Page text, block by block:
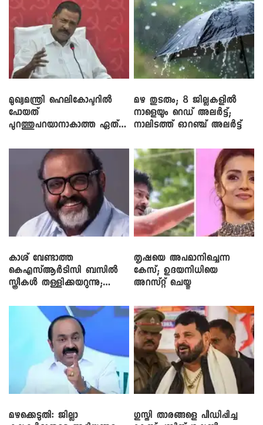
മുഖ്യമന്ത്രി ഹെലികോപ്ടറിൽ
പോയത്
പുറത്തുപറയാനാകാത്ത ഏത്
മഴ തുടരും; 8 ജില്ലകളിൽ
നാളെയും റെഡ് അലർട്ട്;
നാലിടത്ത് ഓറഞ്ച് അലർട്ട്
കാശ് വേണ്ടാത്ത
കെഎസ്ആർടിസി ബസിൽ
സ്ത്രീകൾ തള്ളിക്കയറുന്നു;
തൃഷയെ അപമാനിച്ചെന്ന
കേസ്; ഉദയനിധിയെ
അറസ്റ്റ് ചെയ്തു
മഴക്കെടുതി: ജില്ലാ
​ഗുസ്തി താരങ്ങളെ പീഡിപ്പിച്ച